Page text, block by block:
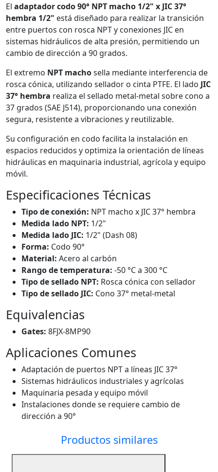
El adaptador codo 90° NPT macho 1/2" x JIC 37°
hembra 1/2" está diseñado para realizar la transición
entre puertos con rosca NPT y conexiones JIC en
sistemas hidráulicos de alta presión, permitiendo un
cambio de dirección a 90 grados.
El extremo NPT machosella mediante interferencia de
rosca cónica, utilizando sellador o cinta PTFE. El lado JIC
37° hembra realiza el sellado metal-metal sobre cono a
37 grados (SAE J514), proporcionando una conexión
segura, resistente a vibraciones y reutilizable.
Su configuración en codo facilita la instalación en
espacios reducidos y optimiza la orientación de líneas
hidráulicas en maquinaria industrial, agrícola y equipo
móvil.
Especificaciones Técnicas
Tipo de conexión: NPT macho x JIC 37° hembra
Medida lado NPT: 1/2"
Medida lado JIC: 1/2" (Dash 08)
Forma: Codo 90°
Material: Acero al carbón
Rango de temperatura: -50 °C a 300 °C
Tipo de sellado NPT: Rosca cónica con sellador
Tipo de sellado JIC: Cono 37° metal-metal
Equivalencias
Gates: 8FJX-8MP90
Aplicaciones Comunes
Adaptación de puertos NPT a líneas JIC 37°
Sistemas hidráulicos industriales y agrícolas
Maquinaria pesada y equipo móvil
Instalaciones donde se requiere cambio de
dirección a 90°
Productos similares